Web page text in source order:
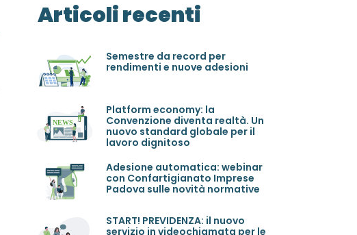
Articoli recenti
Semestre da record per
rendimenti e nuove adesioni
Platform economy: la
Convenzione diventa realtà. Un
nuovo standard globale per il
lavoro dignitoso
Adesione automatica: webinar
con Confartigianato Imprese
Padova sulle novità normative
START! PREVIDENZA: il nuovo
servizio in videochiamata per le